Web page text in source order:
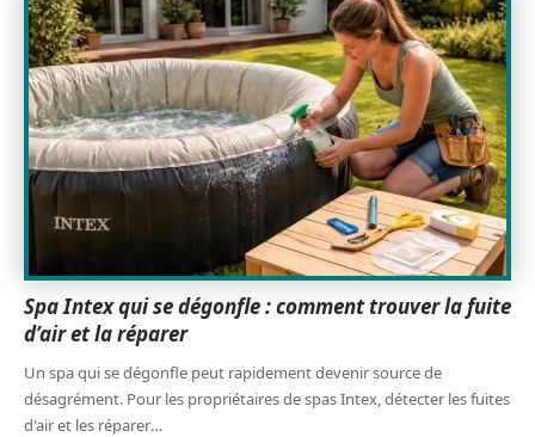
Spa Intex qui se dégonfle : comment trouver la fuite
d’air et la réparer
Un spa qui se dégonfle peut rapidement devenir source de
désagrément. Pour les propriétaires de spas Intex, détecter les fuites
d'air et les réparer…